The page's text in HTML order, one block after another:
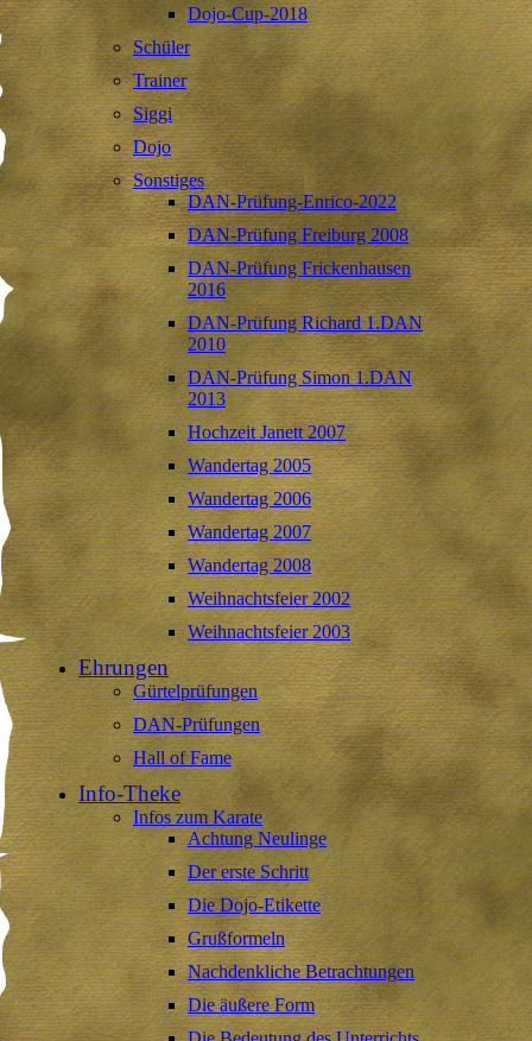
Dojo-Cup-2018
Schüler
Trainer
Siggi
Dojo
Sonstiges
DAN-Prüfung-Enrico-2022
DAN-Prüfung Freiburg 2008
DAN-Prüfung Frickenhausen
2016
DAN-Prüfung Richard 1.DAN
2010
DAN-Prüfung Simon 1.DAN
2013
Hochzeit Janett 2007
Wandertag 2005
Wandertag 2006
Wandertag 2007
Wandertag 2008
Weihnachtsfeier 2002
Weihnachtsfeier 2003
Ehrungen
Gürtelprüfungen
DAN-Prüfungen
Hall of Fame
Info-Theke
Infos zum Karate
Achtung Neulinge
Der erste Schritt
Die Dojo-Etikette
Grußformeln
Nachdenkliche Betrachtungen
Die äußere Form